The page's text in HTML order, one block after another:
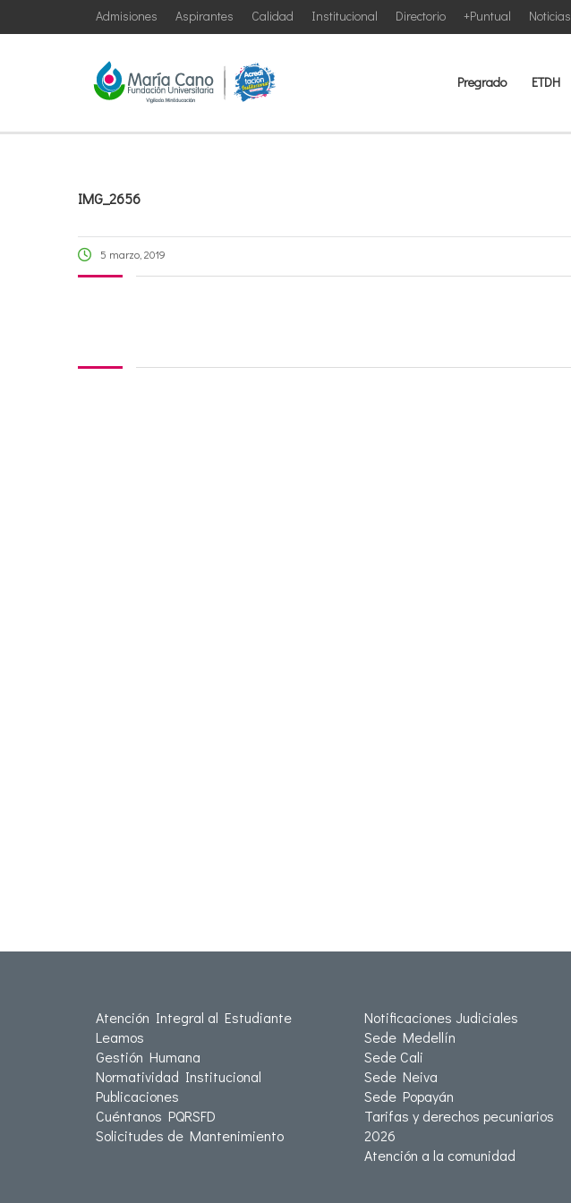
Noticias
+Puntual
Directorio
Institucional
Calidad
Aspirantes
Admisiones
Pregrado ETDH
IMG_2656
5 marzo, 2019
Atención Integral al Estudiante
Leamos
Gestión Humana
Normatividad Institucional
Publicaciones
Cuéntanos PQRSFD
Solicitudes de Mantenimiento
Notificaciones Judiciales
Sede Medellín
Sede Cali
Sede Neiva
Sede Popayán
Tarifas y derechos pecuniarios
2026
Atención a la comunidad